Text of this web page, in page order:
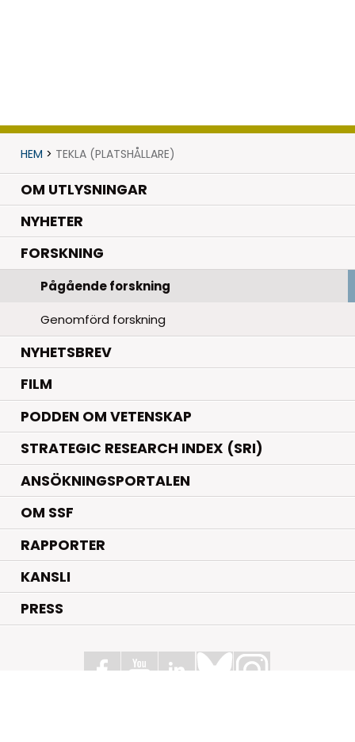
HEM > TEKLA (PLATSHÅLLARE)
OM UTLYSNINGAR
NYHETER.
FORSKNING.
Pågående forskning
Genomförd forskning
NYHETSBREV
FILM
PODDEN OM VETENSKAP
STRATEGIC RESEARCH INDEX (SRI)
ANSÖKNINGSPORTALEN
OM SSF
RAPPORTER
KANSLI
PRESS